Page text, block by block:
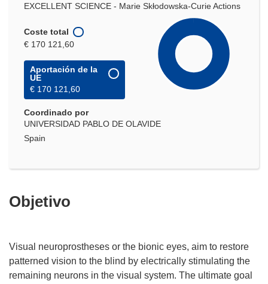
EXCELLENT SCIENCE - Marie Skłodowska-Curie Actions
Coste total
€ 170 121,60
Aportación de la
UE
€ 170 121,60
Coordinado por
UNIVERSIDAD PABLO DE OLAVIDE
Spain
Objetivo
Visual neuroprostheses or the bionic eyes, aim to restore
patterned vision to the blind by electrically stimulating the
remaining neurons in the visual system. The ultimate goal